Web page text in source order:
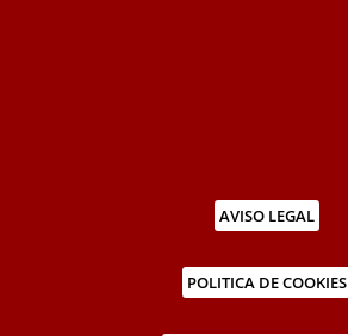
AVISO LEGAL
POLITICA DE COOKIES